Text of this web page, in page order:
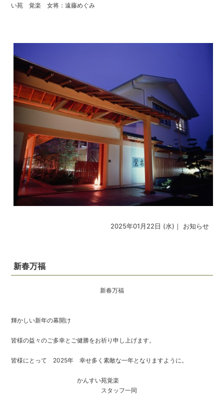
い苑 覚楽 女将：遠藤めぐみ
2025年01月22日 (水)｜ お知らせ
新春万福
新春万福
輝かしい新年の幕開け
皆様の益々のご多幸とご健勝をお祈り申し上げます。
皆様にとって 2025年 幸せ多く素敵な一年となりますように。
かんすい苑覚楽
スタッフ一同